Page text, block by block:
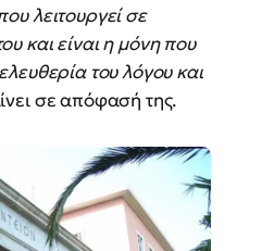
λειτουργεί σε
και είναι η μόνη που
του λόγου και
σε απόφασή της.